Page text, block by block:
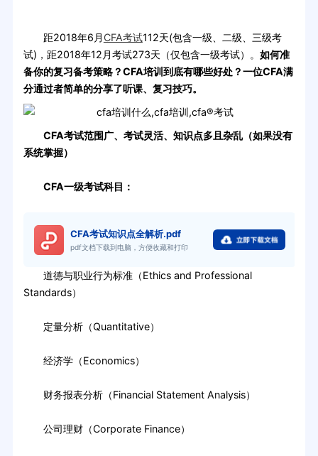
距2018年6月 CFA考试112天(包含一级、二级、三级考
试)，距2018年12月考试273天（仅包含一级考试）。 如何准
备你的复习备考策略？CFA培训到底有哪些好处？一位CFA满
分通过者简单的分享了听课、复习技巧。
CFA考试范围广、考试灵活、知识点多且杂乱（如果没有
系统掌握）
CFA一级考试科目：
CFA考试知识点全解析.pdf
pdf文档下载到电脑，方便收藏和打印
道德与职业行为标准（Ethics and Professional
Standards）
定量分析（Quantitative）
经济学（Economics）
财务报表分析（Financial Statement Analysis）
公司理财（Corporate Finance）